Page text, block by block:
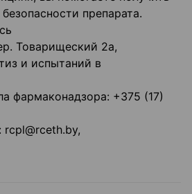
препарата.
Товарищеский 2а,
и испытаний в
фармаконадзора: +375 (17)
rcpl@rceth.by,